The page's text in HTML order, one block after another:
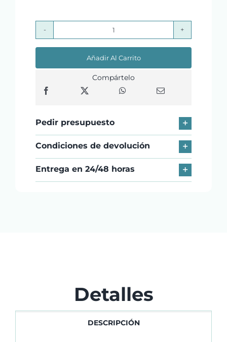
Robot
camarero
HIOBOT
cantidad
Añadir Al Carrito
Compártelo
Pedir presupuesto
Condiciones de devolución
Entrega en 24/48 horas
Detalles
DESCRIPCIÓN